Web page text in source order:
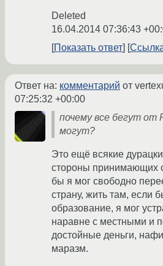
Deleted
16.04.2014 07:36:43
Показать ответ
Ответ на: комментарий от
07:25:32 +00:00
почему все бегут от
могут?
Это ещё всякие
стороны принимающих
бы я мог свободно
страну, жить там, если
образование, я мог
наравне с местными и
достойные деньги,
маразм.